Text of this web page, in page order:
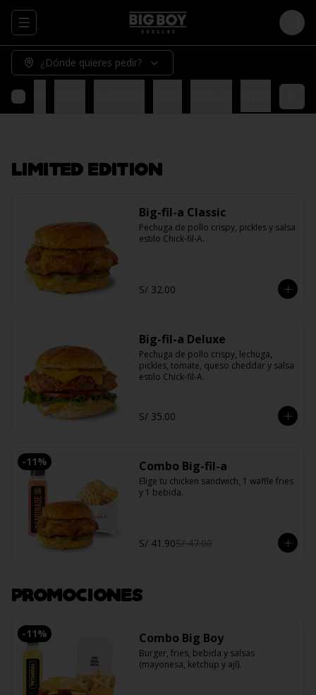
Abrir menu de navegación Login
¿Dónde quieres pedir?
LIMITED EDITION
Big-fil-a Classic
Pechuga de pollo crispy, pickles y salsa
estilo Chick-fil-A.
S/ 32.00
Big-fil-a Deluxe
Pechuga de pollo crispy, lechuga,
pickles, tomate, queso cheddar y salsa
estilo Chick-fil-A.
S/ 35.00
-11% Combo Big-fil-a
Elige tu chicken sandwich, 1 waffle fries
y 1 bebida.
S/ 41.90S/ 47.00
PROMOCIONES
-11% Combo Big Boy
Burger, fries, bebida y salsas
(mayonesa, ketchup y ají).